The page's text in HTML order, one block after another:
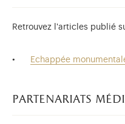
Retrouvez l'articles publié
Echappée
partenariats